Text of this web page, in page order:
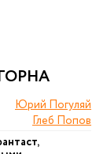
Юрий Погуляй
Глеб Попов